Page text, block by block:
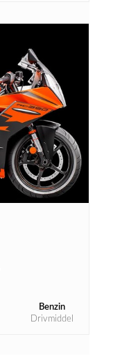
Benzin
Drivmiddel